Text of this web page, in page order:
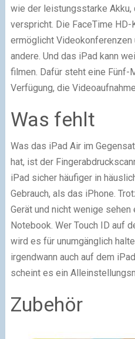
wie der leistungsstarke Akku,
verspricht. Die FaceTime
ermöglicht Videokonferenzen
andere. Und das iPad kann
filmen. Dafür steht eine Fünf-
Verfügung, die
Was fehlt
Was das iPad Air im
hat, ist der
iPad sicher häufiger in
Gebrauch, als das iPhone.
Gerät und nicht wenige
Notebook. Wer Touch ID auf
wird es für unumgänglich
irgendwann auch auf dem
scheint es ein
Zubehör